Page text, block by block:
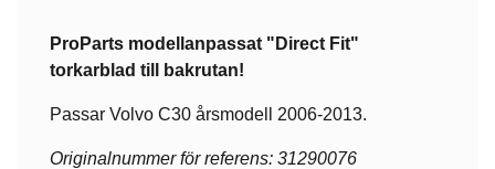
ProParts modellanpassat "Direct Fit"
torkarblad till bakrutan!
Passar Volvo C30 årsmodell 2006-2013.
Originalnummer för referens: 31290076